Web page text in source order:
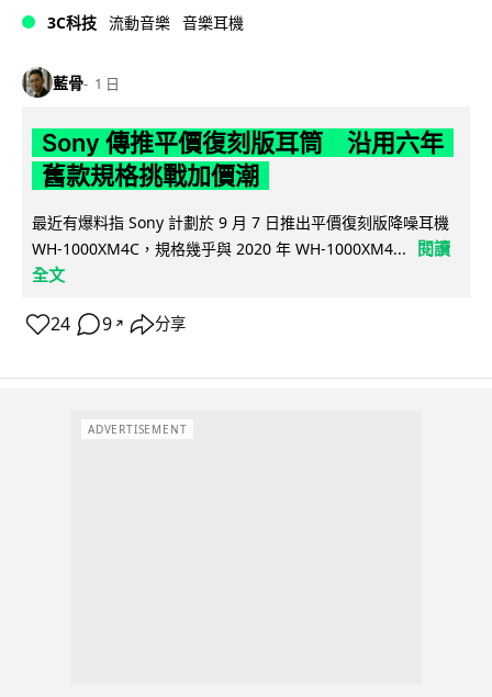
3C科技 流動音樂 音樂耳機
藍骨 1 日
Sony 傳推平價復刻版耳筒 沿用六年
舊款規格挑戰加價潮
最近有爆料指 Sony 計劃於 9 月 7 日推出平價復刻版降噪耳機
WH-1000XM4C，規格幾乎與 2020 年 WH-1000XM4...
閱讀
全文
24 9 ↗ 分享
ADVERTISEMENT